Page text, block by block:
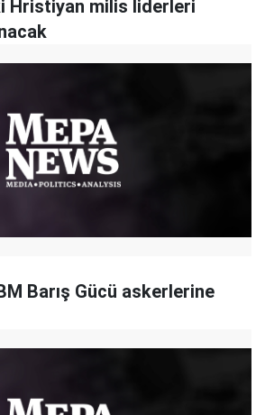
Hristiyan milis liderleri
Barış Gücü askerlerine